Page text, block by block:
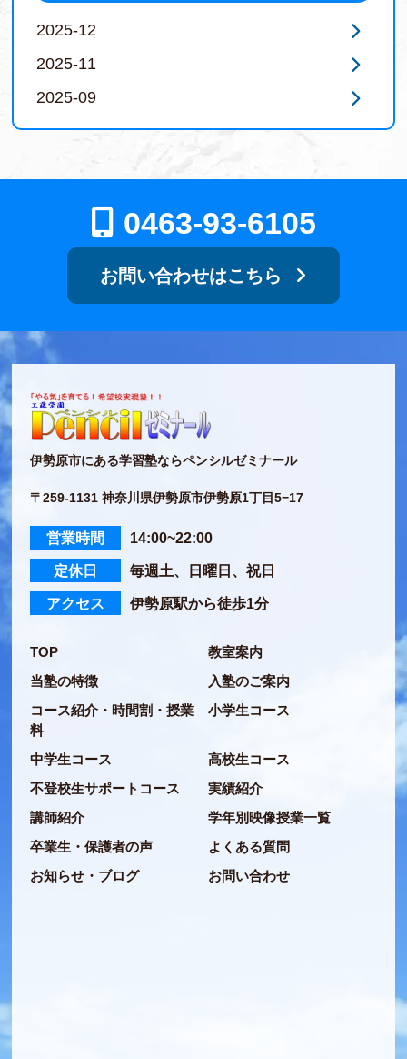
2025-12
2025-11
2025-09
0463-93-6105
お問い合わせはこちら
伊勢原市にある学習塾ならペンシルゼミナール
〒259-1131 神奈川県伊勢原市伊勢原1丁目5−17
営業時間 14:00~22:00
定休日 毎週土、日曜日、祝日
アクセス 伊勢原駅から徒歩1分
TOP
教室案内
当塾の特徴
入塾のご案内
コース紹介・時間割・授業
料
小学生コース
中学生コース
高校生コース
不登校生サポートコース
実績紹介
講師紹介
学年別映像授業一覧
卒業生・保護者の声
よくある質問
お知らせ・ブログ
お問い合わせ